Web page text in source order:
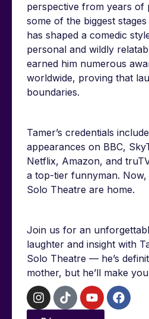
perspective from years of
some of the biggest
has shaped a comedic
personal and wildly
earned him numerous
worldwide, proving that
boundaries.
Tamer’s credentials
appearances on BBC,
Netflix, Amazon, and
a top-tier funnyman. Now,
Solo Theatre are home.
Join us for an
laughter and insight with
Solo Theatre — he’s
mother, but he’ll make